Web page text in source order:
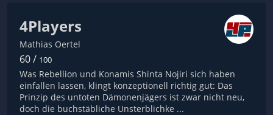
4Players
Mathias Oertel
60 / 100
Was Rebellion und Konamis Shinta Nojiri sich haben
einfallen lassen, klingt konzeptionell richtig gut: Das
Prinzip des untoten Dämonenjägers ist zwar nicht neu,
doch die buchstäbliche Unsterblichke ...